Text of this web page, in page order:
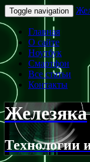
Toggle navigation
Главная
О сайте
Ноутбук
Смартфон
Все статьи
Контакты
Железяка
Технологии